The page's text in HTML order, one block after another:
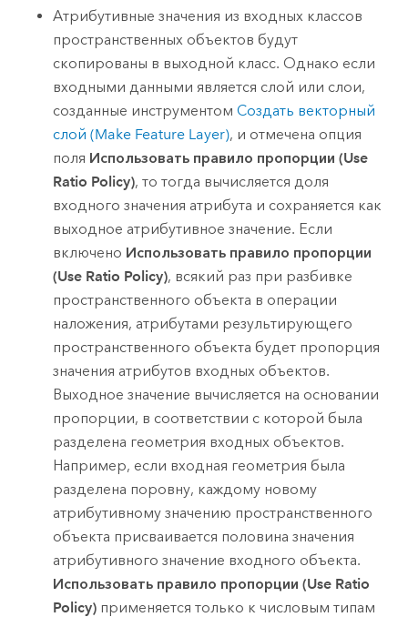
Атрибутивные значения из входных классов
пространственных объектов будут
скопированы в выходной класс. Однако если
входными данными является слой или слои,
созданные инструментомСоздать векторный
слой (Make Feature Layer), и отмечена опция
поля Использовать правило пропорции (Use
Ratio Policy), то тогда вычисляется доля
входного значения атрибута и сохраняется как
выходное атрибутивное значение. Если
включено Использовать правило пропорции
(Use Ratio Policy), всякий раз при разбивке
пространственного объекта в операции
наложения, атрибутами результирующего
пространственного объекта будет пропорция
значения атрибутов входных объектов.
Выходное значение вычисляется на основании
пропорции, в соответствии с которой была
разделена геометрия входных объектов.
Например, если входная геометрия была
разделена поровну, каждому новому
атрибутивному значению пространственного
объекта присваивается половина значения
атрибутивного значение входного объекта.
Использовать правило пропорции (Use Ratio
Policy) применяется только к числовым типам